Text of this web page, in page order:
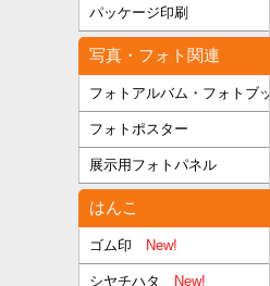
パッケージ印刷
写真・フォト関連
フォトアルバム・フォトブ
フォトポスター
展示用フォトパネル
はんこ
ゴム印 New!
シヤチハタ New!